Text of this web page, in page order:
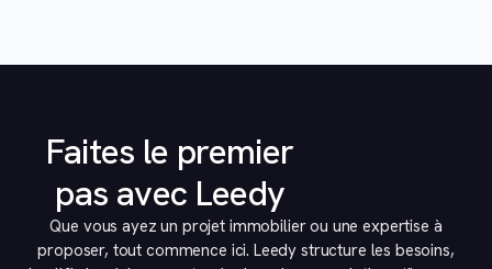
Faites le premier
pas avec Leedy
Que vous ayez un projet immobilier ou une expertise à
proposer, tout commence ici. Leedy structure les besoins,